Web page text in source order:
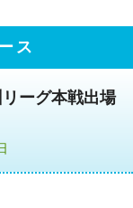
ス
ーグ本戦出場